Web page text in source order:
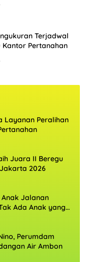
Terjadwal
Kantor Pertanahan
Layanan Peralihan
Juara II Beregu
2026
Jalanan
Ada Anak yang
Perumdam
Air Ambon